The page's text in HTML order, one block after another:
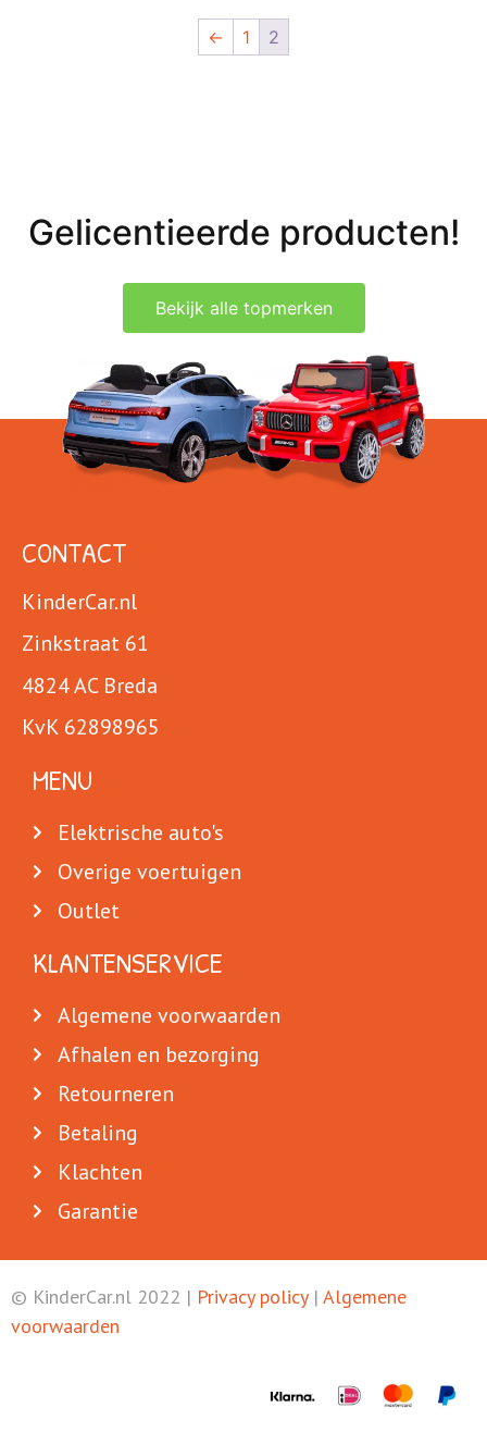
← 1 2
Gelicentieerde producten!
Bekijk alle topmerken
CONTACT
KinderCar.nl
Zinkstraat 61
4824 AC Breda
KvK 62898965
MENU
Elektrische auto's
Overige voertuigen
Outlet
KLANTENSERVICE
Algemene voorwaarden
Afhalen en bezorging
Retourneren
Betaling
Klachten
Garantie
© KinderCar.nl 2022 | Privacy policy| Algemene
voorwaarden